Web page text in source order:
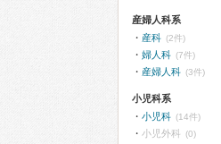
産婦人科系
産科 (2件)
婦人科 (7件)
産婦人科 (3件)
小児科系
小児科 (14件)
小児外科 (0)